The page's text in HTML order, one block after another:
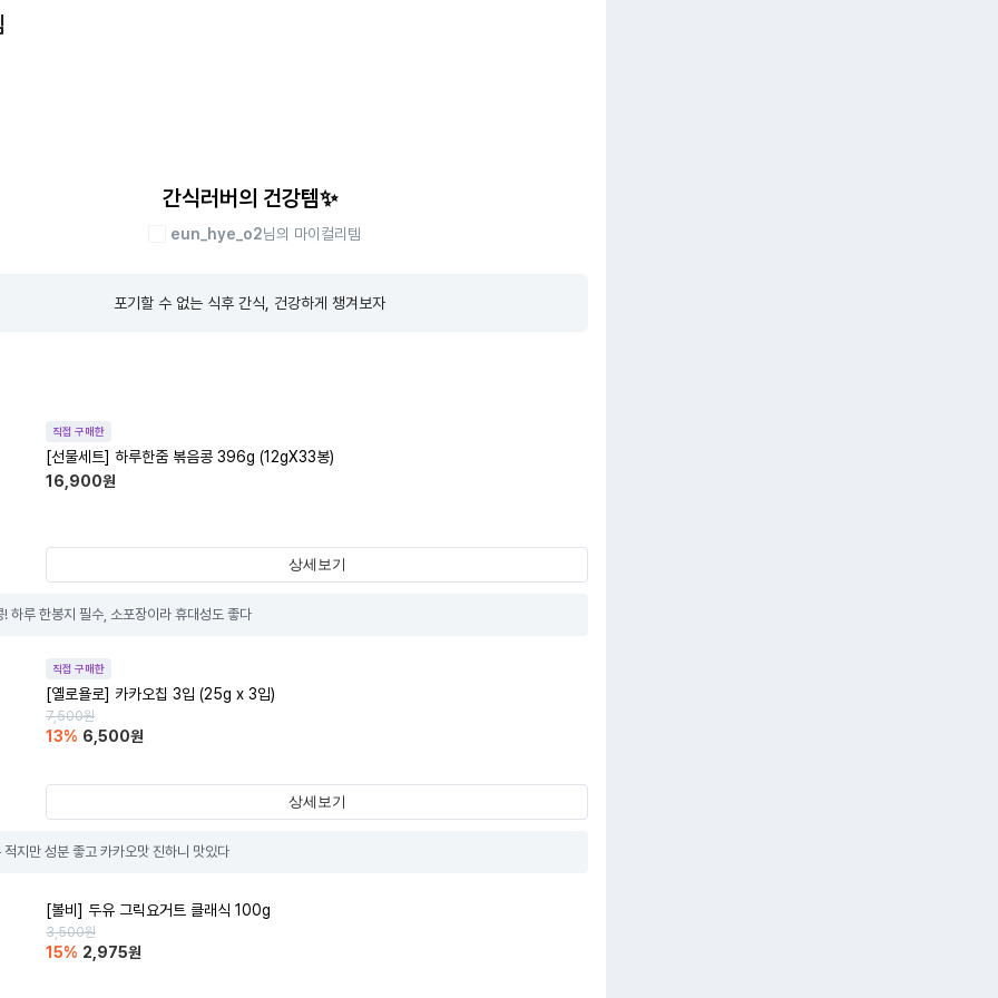
간식러버의 건강템✨
eun_hye_o2님의 마이컬리템
포기할 수 없는 식후 간식, 건강하게 챙겨보자
직접 구매한
[선물세트] 하루한줌 볶음콩 396g (12gX33봉)
16,900원
상세보기
! 하루 한봉지 필수, 소포장이라 휴대성도 좋다
직접 구매한
[옐로욜로] 카카오칩 3입 (25g x 3입)
7,500원
13% 6,500원
상세보기
적지만 성분 좋고 카카오맛 진하니 맛있다
[볼비] 두유 그릭요거트 클래식 100g
3,500원
15% 2,975원